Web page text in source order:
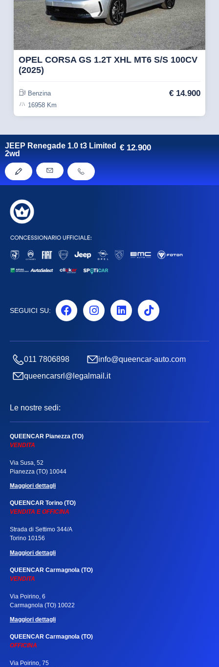
OPEL CORSA GS 1.2T XHL MT6 S/S 100CV
(2025)
Benzina
16958 Km
€ 14.900
JEEP Renegade 1.0 t3 Limited
2wd
€ 12.900
SEGUICI SU:
011 7806898
info@queencar-auto.com
queencarsrl@legalmail.it
Le nostre sedi:
QUEENCAR Pianezza (TO)
VENDITA
Via Susa, 52
Pianezza (TO) 10044
Maggiori dettagli
QUEENCAR Torino (TO)
VENDITA E OFFICINA
Strada di Settimo 344/A
Torino 10156
Maggiori dettagli
QUEENCAR Carmagnola (TO)
VENDITA
Via Poirino, 6
Carmagnola (TO) 10022
Maggiori dettagli
QUEENCAR Carmagnola (TO)
OFFICINA
Via Poirino, 75